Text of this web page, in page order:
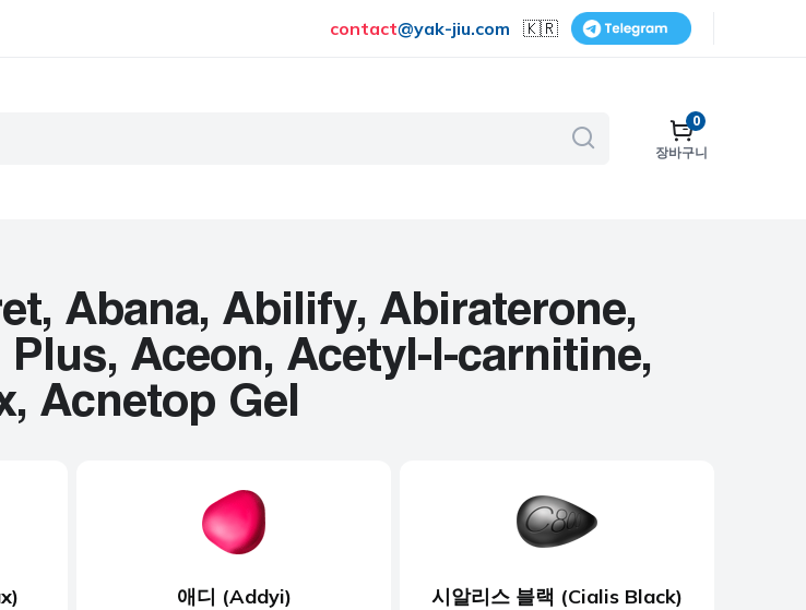
contact@yak-jiu.com 🇰🇷
HIV
고혈압
남성 건강
근육 이완제
금연
수술
0
장바구니
Abana, Abilify, Abiraterone,
Aceon, Acetyl-l-carnitine,
Acnetop Gel
애디 (Addyi) 시알리스 블랙 (Cialis Black)